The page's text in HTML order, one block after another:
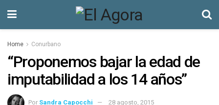
Home Conurbano
“Proponemos bajar la edad de
imputabilidad a los 14 años”
Por Sandra Capocchi 28 agosto, 2015